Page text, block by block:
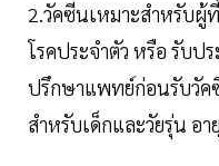
2.วัคซีนเหมาะสำหรับผู้
โรคประจำตัว หรือ รับป
ปรึกษาแพทย์ก่อนรับวัค
สำหรับเด็กและวัยรุ่น อา